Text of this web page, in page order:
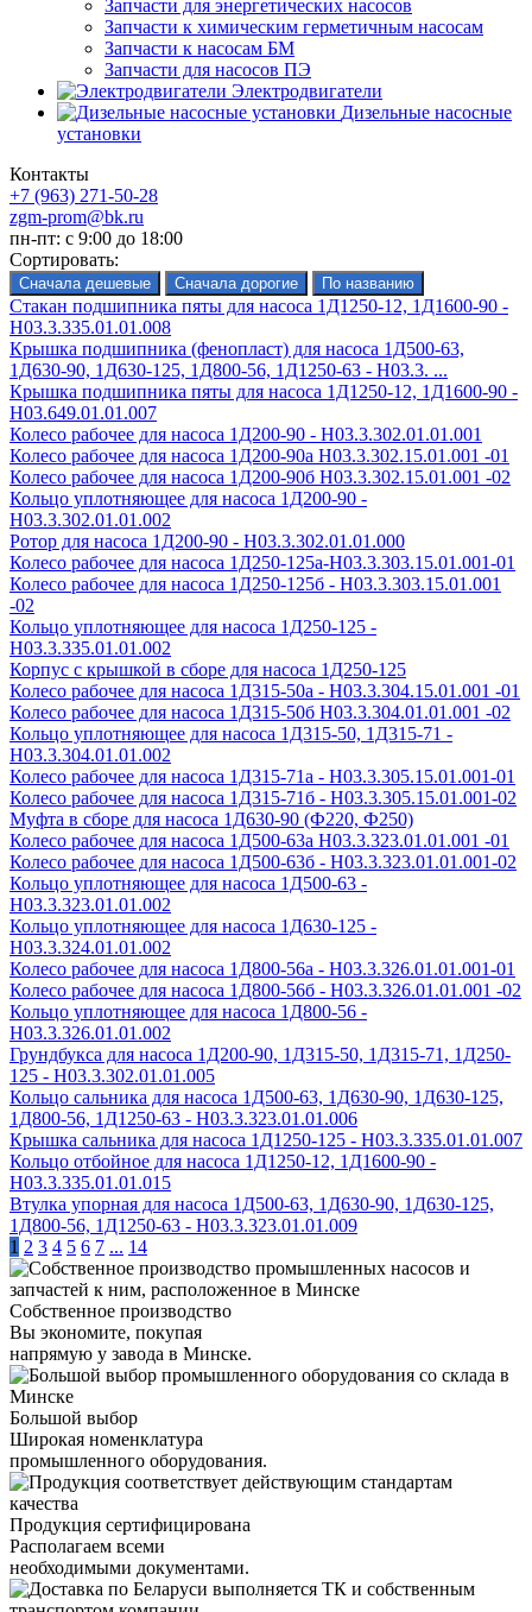
Запчасти для энергетических насосов
Запчасти к химическим герметичным насосам
Запчасти к насосам БМ
Запчасти для насосов ПЭ
Электродвигатели
Дизельные насосные
установки
Контакты
+7 (963) 271-50-28
zgm-prom@bk.ru
пн-пт: с 9:00 до 18:00
Сортировать:
Стакан подшипника пяты для насоса 1Д1250-12, 1Д1600-90 -
Н03.3.335.01.01.008
Крышка подшипника (фенопласт) для насоса 1Д500-63,
1Д630-90, 1Д630-125, 1Д800-56, 1Д1250-63 - Н03.3. ...
Крышка подшипника пяты для насоса 1Д1250-12, 1Д1600-90 -
Н03.649.01.01.007
Колесо рабочее для насоса 1Д200-90 - H03.3.302.01.01.001
Колесо рабочее для насоса 1Д200-90а H03.3.302.15.01.001 -01
Колесо рабочее для насоса 1Д200-90б H03.3.302.15.01.001 -02
Кольцо уплотняющее для насоса 1Д200-90 -
Н03.3.302.01.01.002
Ротор для насоса 1Д200-90 - Н03.3.302.01.01.000
Колесо рабочее для насоса 1Д250-125а-Н03.3.303.15.01.001-01
Колесо рабочее для насоса 1Д250-125б - Н03.3.303.15.01.001
-02
Кольцо уплотняющее для насоса 1Д250-125 -
Н03.3.335.01.01.002
Корпус с крышкой в сборе для насоса 1Д250-125
Колесо рабочее для насоса 1Д315-50а - Н03.3.304.15.01.001 -01
Колесо рабочее для насоса 1Д315-50б Н03.3.304.01.01.001 -02
Кольцо уплотняющее для насоса 1Д315-50, 1Д315-71 -
Н03.3.304.01.01.002
Колесо рабочее для насоса 1Д315-71а - Н03.3.305.15.01.001-01
Колесо рабочее для насоса 1Д315-71б - Н03.3.305.15.01.001-02
Муфта в сборе для насоса 1Д630-90 (Ф220, Ф250)
Колесо рабочее для насоса 1Д500-63а Н03.3.323.01.01.001 -01
Колесо рабочее для насоса 1Д500-63б - Н03.3.323.01.01.001-02
Кольцо уплотняющее для насоса 1Д500-63 -
Н03.3.323.01.01.002
Кольцо уплотняющее для насоса 1Д630-125 -
Н03.3.324.01.01.002
Колесо рабочее для насоса 1Д800-56а - Н03.3.326.01.01.001-01
Колесо рабочее для насоса 1Д800-56б - Н03.3.326.01.01.001 -02
Кольцо уплотняющее для насоса 1Д800-56 -
Н03.3.326.01.01.002
Грундбукса для насоса 1Д200-90, 1Д315-50, 1Д315-71, 1Д250-
125 - Н03.3.302.01.01.005
Кольцо сальника для насоса 1Д500-63, 1Д630-90, 1Д630-125,
1Д800-56, 1Д1250-63 - Н03.3.323.01.01.006
Крышка сальника для насоса 1Д1250-125 - Н03.3.335.01.01.007
Кольцо отбойное для насоса 1Д1250-12, 1Д1600-90 -
Н03.3.335.01.01.015
Втулка упорная для насоса 1Д500-63, 1Д630-90, 1Д630-125,
1Д800-56, 1Д1250-63 - Н03.3.323.01.01.009
1 2 3 4 5 6 7 ... 14
Собственное производство
Вы экономите, покупая
напрямую у завода в Минске.
Большой выбор
Широкая номенклатура
промышленного оборудования.
Продукция сертифицирована
Располагаем всеми
необходимыми документами.